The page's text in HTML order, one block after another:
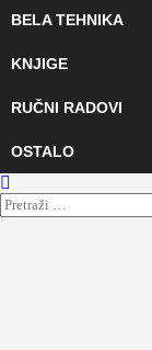
BELA TEHNIKA
KNJIGE
RUČNI RADOVI
OSTALO
Pretraga: